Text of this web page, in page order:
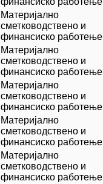
Материјално
сметководствено и
финансиско работење
Материјално
сметководствено и
финансиско работење
Материјално
сметководствено и
финансиско работење
Материјално
сметководствено и
финансиско работење
Материјално
сметководствено и
финансиско работење